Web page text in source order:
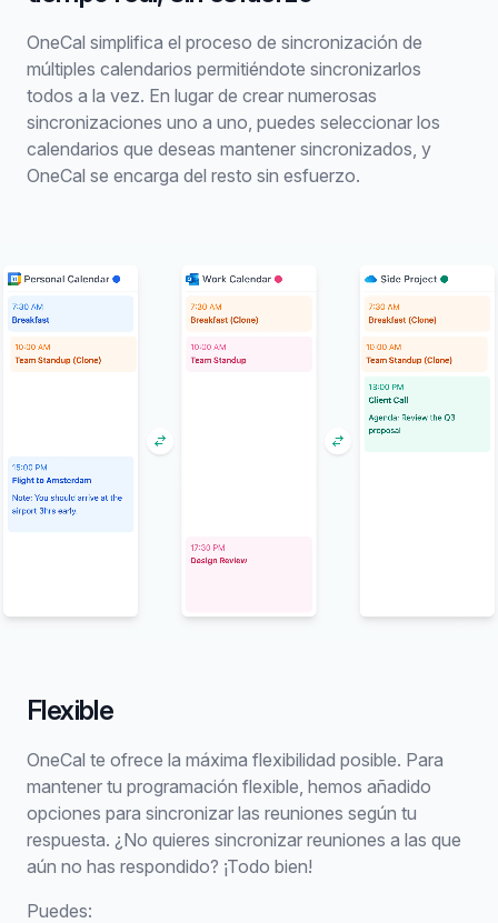
OneCal simplifica el proceso de sincronización de
múltiples calendarios permitiéndote sincronizarlos
todos a la vez. En lugar de crear numerosas
sincronizaciones uno a uno, puedes seleccionar los
calendarios que deseas mantener sincronizados, y
OneCal se encarga del resto sin esfuerzo.
Flexible
OneCal te ofrece la máxima flexibilidad posible. Para
mantener tu programación flexible, hemos añadido
opciones para sincronizar las reuniones según tu
respuesta. ¿No quieres sincronizar reuniones a las que
aún no has respondido? ¡Todo bien!
Puedes: